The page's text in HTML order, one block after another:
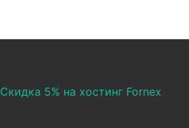
Скидка 5% на хостинг Fornex